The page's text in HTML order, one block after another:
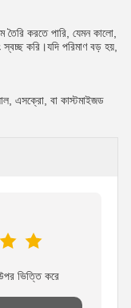
করতে পারি, যেমন কালো,
করি।যদি পরিমাণ বড় হয়,
এসক্রো, বা কাস্টমাইজড
ভিত্তি করে